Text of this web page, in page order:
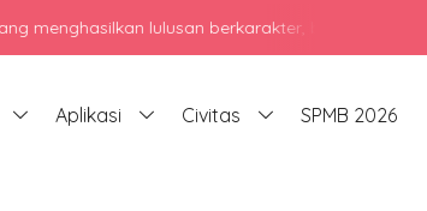
lulusan berkarakter, berprestasi, dan
Aplikasi Civitas SPMB 2026